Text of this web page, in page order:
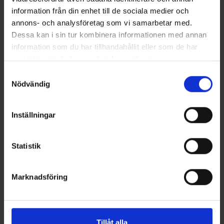
information från din enhet till de sociala medier och
annons- och analysföretag som vi samarbetar med.
Dessa kan i sin tur kombinera informationen med annan
information som du har tillhandahållit eller som de har
samlat in när du har använt deras tjänster.
Nödvändig
Inställningar
Statistik
Marknadsföring
WiggBuzz 22g - Green Red
Pris
99,00 kr
WiggBuzz 22g - Blue White
Pris
99,00 kr
WiggBuzz 22g - Red White
WiggBuzz 22g - Pink Blue